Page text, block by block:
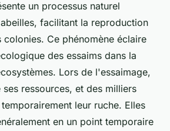
un processus naturel
facilitant la reproduction
Ce phénomène éclaire
des essaims dans la
Lors de l'essaimage,
ressources, et des milliers
leur ruche. Elles
en un point temporaire